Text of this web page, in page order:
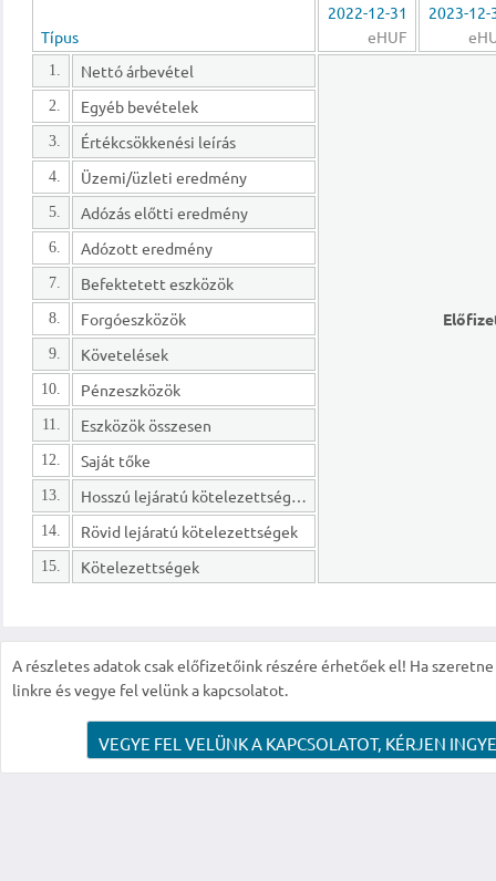
Típus
2022-12-31
eHUF
2023-12-
1. Nettó árbevétel
2. Egyéb bevételek
3. Értékcsökkenési leírás
4. Üzemi/üzleti eredmény
5. Adózás előtti eredmény
6. Adózott eredmény
7. Befektetett eszközök
8. Forgóeszközök
9. Követelések
10. Pénzeszközök
11. Eszközök összesen
12. Saját tőke
13. Hosszú lejáratú kötelezettségek
14. Rövid lejáratú kötelezettségek
15. Kötelezettségek
A részletes adatok csak előfizetőink részére érhetőek el! Ha
linkre és vegye fel velünk a kapcsolatot.
VEGYE FEL VELÜNK A KAPCSOLATOT, KÉRJEN